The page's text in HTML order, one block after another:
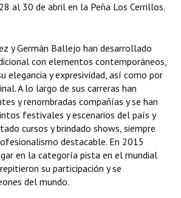
Públicas
al 30 de abril en la Peña Los Cerrillos.
y Germán Ballejo han desarrollado
con elementos contemporáneos,
elegancia y expresividad, así como por
A lo largo de sus carreras han
y renombradas compañías y se han
festivales y escenarios del país y
cursos y brindado shows, siempre
destacable. En 2015
en la categoría pista en el mundial
su participación y se
del mundo.